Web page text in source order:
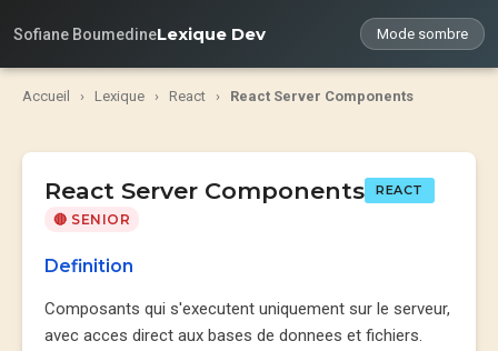
Sofiane BoumedineLexique Dev Mode sombre
Accueil › Lexique › React › React Server Components
React Server Components REACT
🔴 SENIOR
Definition
Composants qui s'executent uniquement sur le serveur,
avec acces direct aux bases de donnees et fichiers.